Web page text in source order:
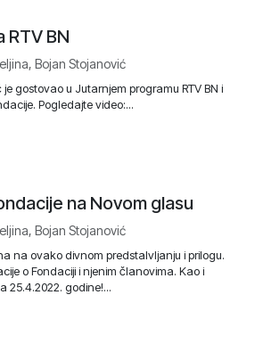
RTV BN
Bojan Stojanović
gostovao u Jutarnjem programu RTV BN i
Pogledajte video:...
na Novom glasu
Bojan Stojanović
na ovako divnom predstalvljanju i prilogu.
o Fondaciji i njenim članovima. Kao i
25.4.2022. godine!...